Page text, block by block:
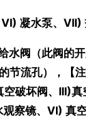
凝水泵、VII)
水阀 （此阀的
节流孔）
，【
破坏阀、III)
察镜、VI) 真